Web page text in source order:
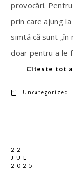
provocări.
prin care ajung
simtă că sunt „în
doar pentru a le
Citeste tot
Uncategorized
22
JUL
2025